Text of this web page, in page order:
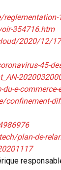
354716.htm
2020/12/
45-
e-commerce-
plan-de-